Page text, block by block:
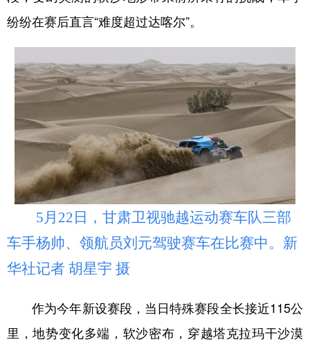
地方频道
辽宁 吉林 上海 江苏
浙江 福建 江西
山东 河南 湖南
广东 广西 海南 重庆
四川 贵州
陕西 甘肃 青海 宁夏
新疆 内蒙古 黑龙江
English Español Français عربى
纷纷在赛后直言“难度超过达喀尔”。
5月22日，甘肃卫视驰越运动赛车队三部
车手杨帅、领航员刘元驾驶赛车在比赛中。新
华社记者 胡星宇 摄
作为今年新设赛段，当日特殊赛段全长接近115公
里，地势变化多端，软沙密布，穿越塔克拉玛干沙漠